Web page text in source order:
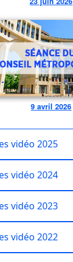
9 avril 2026
vidéo 2025
vidéo 2024
vidéo 2023
vidéo 2022